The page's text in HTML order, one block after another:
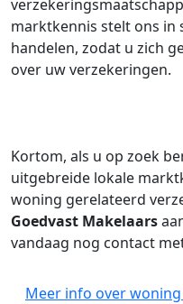
marktkennis stelt ons in
handelen, zodat u zich
over uw verzekeringen.
Kortom, als u op zoek
uitgebreide lokale
woning gerelateerd
Goedvast Makelaars
vandaag nog contact
Meer info over